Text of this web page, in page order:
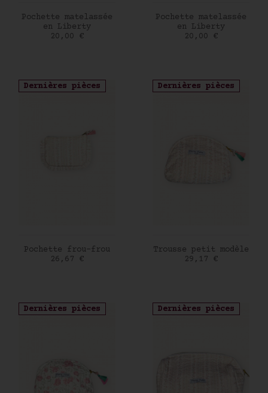
AJOUTER AU PANIER
Pochette matelassée
en Liberty
Prix
20,00 €
AJOUTER AU PANIER
Pochette matelassée
en Liberty
Prix
20,00 €
Dernières pièces
AJOUTER AU PANIER
Pochette frou-frou
Prix
26,67 €
Dernières pièces
AJOUTER AU PANIER
Trousse petit modèle
Prix
29,17 €
Dernières pièces Dernières pièces